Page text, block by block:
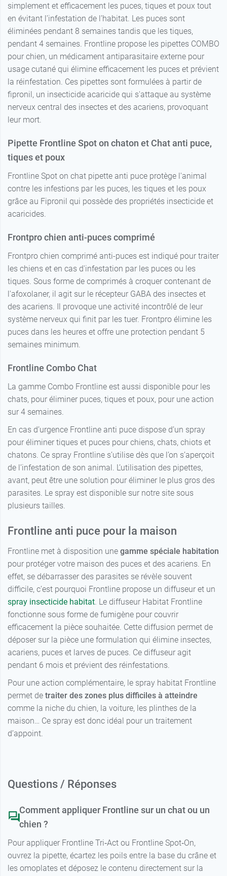
simplement et efficacement les puces, tiques et poux tout
en évitant l’infestation de l’habitat. Les puces sont
éliminées pendant 8 semaines tandis que les tiques,
pendant 4 semaines. Frontline propose les pipettes COMBO
pour chien, un médicament antiparasitaire externe pour
usage cutané qui élimine efficacement les puces et prévient
la réinfestation. Ces pipettes sont formulées à partir de
fipronil, un insecticide acaricide qui s'attaque au système
nerveux central des insectes et des acariens, provoquant
leur mort.
Pipette Frontline Spot on chaton et Chat anti puce,
tiques et poux
Frontline Spot on chat pipette anti puce protège l'animal
contre les infestions par les puces, les tiques et les poux
grâce au Fipronil qui possède des propriétés insecticide et
acaricides.
Frontpro chien anti-puces comprimé
Frontpro chien comprimé anti-puces est indiqué pour traiter
les chiens et en cas d'infestation par les puces ou les
tiques. Sous forme de comprimés à croquer contenant de
l'afoxolaner, il agit sur le récepteur GABA des insectes et
des acariens. Il provoque une activité incontrôlé de leur
système nerveux qui finit par les tuer. Frontpro élimine les
puces dans les heures et offre une protection pendant 5
semaines minimum.
Frontline Combo Chat
La gamme Combo Frontline est aussi disponible pour les
chats, pour éliminer puces, tiques et poux, pour une action
sur 4 semaines.
En cas d’urgence Frontline anti puce dispose d’un spray
pour éliminer tiques et puces pour chiens, chats, chiots et
chatons. Ce spray Frontline s’utilise dès que l’on s’aperçoit
de l’infestation de son animal. L’utilisation des pipettes,
avant, peut être une solution pour éliminer le plus gros des
parasites. Le spray est disponible sur notre site sous
plusieurs tailles.
Frontline anti puce pour la maison
Frontline met à disposition une gamme spéciale habitation
pour protéger votre maison des puces et des acariens. En
effet, se débarrasser des parasites se révèle souvent
difficile, c’est pourquoi Frontline propose un diffuseur et un
spray insecticide habitat . Le diffuseur Habitat Frontline
fonctionne sous forme de fumigène pour couvrir
efficacement la pièce souhaitée. Cette diffusion permet de
déposer sur la pièce une formulation qui élimine insectes,
acariens, puces et larves de puces. Ce diffuseur agit
pendant 6 mois et prévient des réinfestations.
Pour une action complémentaire, le spray habitat Frontline
permet de traiter des zones plus difficiles à atteindre
comme la niche du chien, la voiture, les plinthes de la
maison… Ce spray est donc idéal pour un traitement
d’appoint.
Questions / Réponses
Comment appliquer Frontline sur un chat ou un
chien ?
Pour appliquer Frontline Tri‑Act ou Frontline Spot‑On,
ouvrez la pipette, écartez les poils entre la base du crâne et
les omoplates et déposez le contenu directement sur la